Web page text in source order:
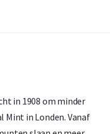
staan symbool
ontwerp. Op de
in 1908 om minder
Mint in Londen. Vanaf